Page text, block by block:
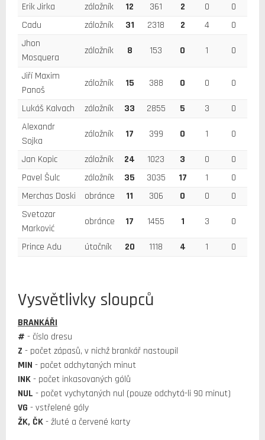
Erik Jirka
záložník 12 361 2 0
0
Cadu
záložník 31 2318 2 4
0
Jhon
Mosquera
záložník 8 153 0 1 0
Jiří Maxim
Panoš
záložník 15 388 0 0 0
Lukáš Kalvach záložník 33 2855 5 3
0
Alexandr
Sojka
záložník 17 399 0 1 0
Jan Kopic záložník 24 1023 3 0
0
Pavel Šulc
záložník 35 3035 17 1
0
Merchas Doski
obránce 11 306 0 0
0
Svetozar
Marković
obránce 17 1455 1 3 0
Prince Adu útočník 20 1118 4 1 0
Vysvětlivky sloupců
BRANKÁŘI
# - číslo dresu
Z - počet zápasů, v nichž brankář nastoupil
MIN - počet odchytaných minut
INK- počet inkasovaných gólů
NUL - počet vychytaných nul (pouze odchytá-li 90 minut)
VG - vstřelené góly
ŽK, ČK- žluté a červené karty